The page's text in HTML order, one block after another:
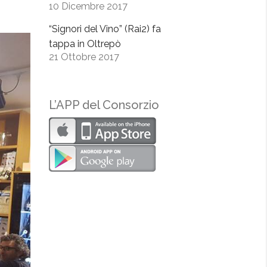
10 Dicembre 2017
“Signori del Vino” (Rai2) fa
tappa in Oltrepò
21 Ottobre 2017
L’APP del Consorzio